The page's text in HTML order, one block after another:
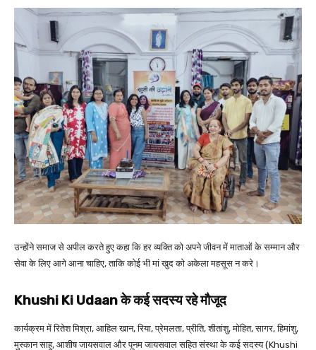
उन्होंने समाज से अपील करते हुए कहा कि हर व्यक्ति को अपने जीवन में माताओं के सम्मान और
सेवा के लिए आगे आना चाहिए, ताकि कोई भी मां खुद को अकेला महसूस न करे।
Khushi Ki Udaan के कई सदस्य रहे मौजूद
कार्यक्रम में रितेश मिश्रा, आहिल खान, रिया, प्रेमलता, प्रीति, शीतांशु, मोहित, सागर, हिमांशु,
मुस्कान साहू, आशीष जायसवाल और पूनम जायसवाल सहित संस्था के कई सदस्य (Khushi